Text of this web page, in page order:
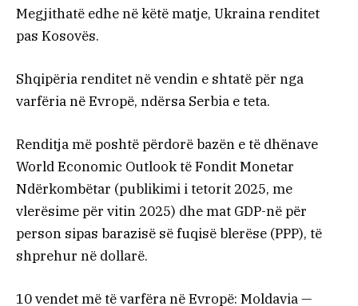
Megjithatë edhe në këtë matje, Ukraina renditet
pas Kosovës.
Shqipëria renditet në vendin e shtatë për nga
varfëria në Evropë, ndërsa Serbia e teta.
Renditja më poshtë përdorë bazën e të dhënave
World Economic Outlook të Fondit Monetar
Ndërkombëtar (publikimi i tetorit 2025, me
vlerësime për vitin 2025) dhe mat GDP-në për
person sipas barazisë së fuqisë blerëse (PPP), të
shprehur në dollarë.
10 vendet më të varfëra në Evropë: Moldavia —